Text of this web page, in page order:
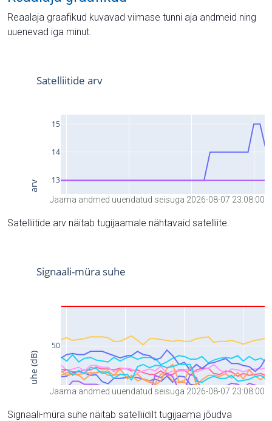
Reaalaja graafikud kuvavad viimase tunni aja andmeid ning
uuenevad iga minut.
Jaama andmed uuendatud seisuga 2026-08-07 23:08:00
Satelliitide arv näitab tugijaamale nähtavaid satelliite.
Jaama andmed uuendatud seisuga 2026-08-07 23:08:00
Signaali-müra suhe näitab satelliidilt tugijaama jõudva